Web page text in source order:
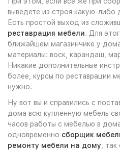
выведете из строя какую-либо
Есть простой выход из
реставрация мебели. Для
ближайшем магазинчике у
материалы: воск, карандаш,
Никакие дополнительные
более, курсы по реставрации
нужно.
Ну вот вы и справились с
дома всю купленную мебель
часов работы с мебелью в
одновременно сборщик
ремонту мебели на дому ,